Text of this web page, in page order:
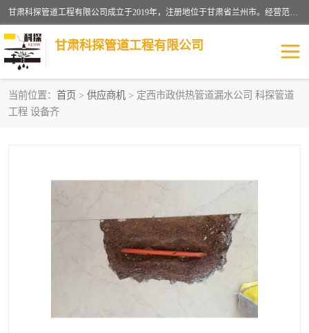
甘肃科探管道工程有限公司成立于2019年，注册地位于甘肃省兰州市。经营范围包括管道安装、清洗、疏通、维修、检测，防水工程，工程钻孔，化粪池清理，暖气安装，给排水管道安装维修，室内外管道如消防、供水、供热管道漏水检测定位，室内外防水堵漏等。
甘肃科探管道工程有限公司
当前位置： 首页 > 供应商机 > 定西市政供热管道漏水公司 科探管道
工程 设备齐
管道安装维修
自来水管漏水 管道疏通